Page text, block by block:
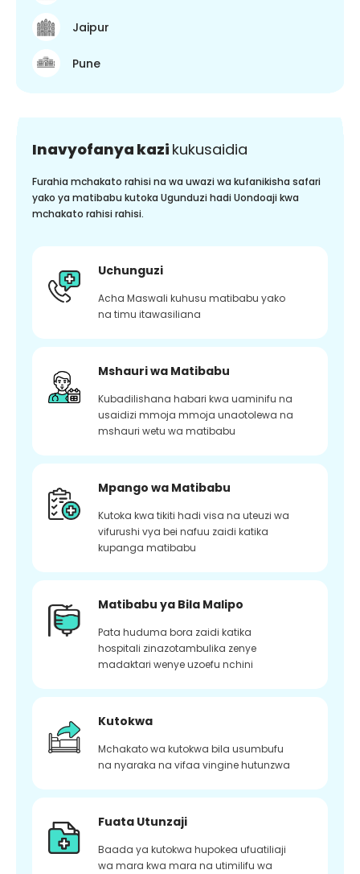
Jaipur
Pune
Inavyofanya kazi kukusaidia
Furahia mchakato rahisi na wa uwazi wa kufanikisha safari
yako ya matibabu kutoka Ugunduzi hadi Uondoaji kwa
mchakato rahisi rahisi.
Uchunguzi
Acha Maswali kuhusu matibabu yako
na timu itawasiliana
Mshauri wa Matibabu
Kubadilishana habari kwa uaminifu na
usaidizi mmoja mmoja unaotolewa na
mshauri wetu wa matibabu
Mpango wa Matibabu
Kutoka kwa tikiti hadi visa na uteuzi wa
vifurushi vya bei nafuu zaidi katika
kupanga matibabu
Matibabu ya Bila Malipo
Pata huduma bora zaidi katika
hospitali zinazotambulika zenye
madaktari wenye uzoefu nchini
Kutokwa
Mchakato wa kutokwa bila usumbufu
na nyaraka na vifaa vingine hutunzwa
Fuata Utunzaji
Baada ya kutokwa hupokea ufuatiliaji
wa mara kwa mara na utimilifu wa